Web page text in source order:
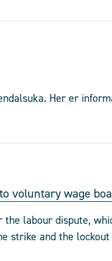
Her er
voluntary wage
labour dispute,
strike and the lockout